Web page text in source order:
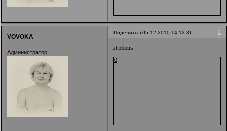
Поделиться 2
05.12.2010 14:12:36
VOVOKA
Администратор
Любовь.
0